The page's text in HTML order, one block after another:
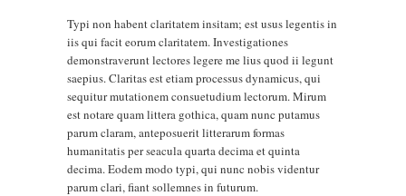
Typi non habent claritatem insitam; est usus legentis in
iis qui facit eorum claritatem. Investigationes
demonstraverunt lectores legere me lius quod ii legunt
saepius. Claritas est etiam processus dynamicus, qui
sequitur mutationem consuetudium lectorum. Mirum
est notare quam littera gothica, quam nunc putamus
parum claram, anteposuerit litterarum formas
humanitatis per seacula quarta decima et quinta
decima. Eodem modo typi, qui nunc nobis videntur
parum clari, fiant sollemnes in futurum.